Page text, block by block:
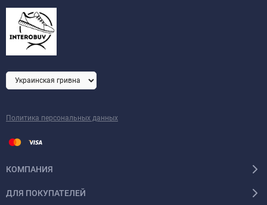
Политика персональных данных
КОМПАНИЯ
ДЛЯ ПОКУПАТЕЛЕЙ